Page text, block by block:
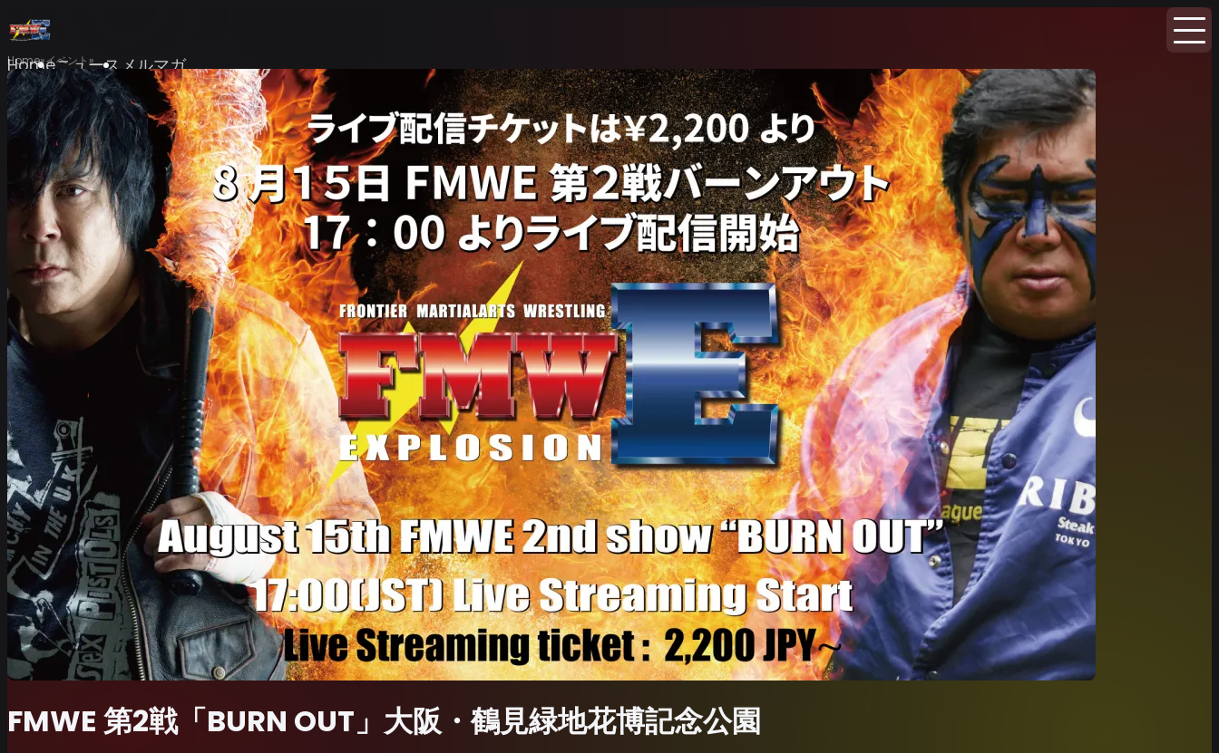
Homeニュースメルマガ
Home イベント
FMWE 第2戦「BURN OUT」大阪・鶴見緑地花博記念公園